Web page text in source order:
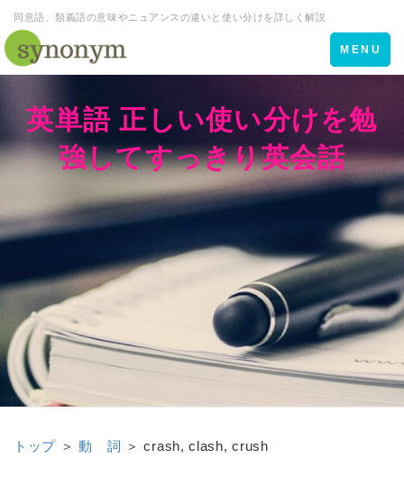
同意語、類義語の意味やニュアンスの違いと使い分けを詳しく解説
Toggle
navigation
MENU
英単語 正しい使い分けを勉
強してすっきり英会話
トップ ＞動 詞 ＞crash, clash, crush